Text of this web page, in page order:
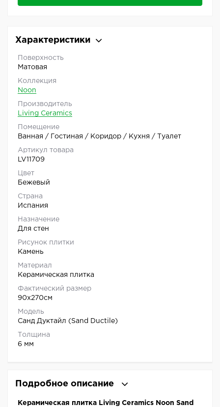
Характеристики
Поверхность
Матовая
Коллекция
Noon
Производитель
Living Ceramics
Помещение
Ванная / Гостиная / Коридор / Кухня / Туалет
Артикул товара
LV11709
Цвет
Бежевый
Страна
Испания
Назначение
Для стен
Рисунок плитки
Камень
Материал
Керамическая плитка
Фактический размер
90x270см
Модель
Санд Дуктайл (Sand Ductile)
Толщина
6 мм
Подробное описание
Керамическая плитка Living Ceramics Noon Sand